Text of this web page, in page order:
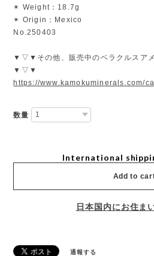
✴︎ Weight：18.7g
✴︎ Origin：Mexico
No.250403
▼▽▼その他、販売中のベラクルスア
▼▽▼
https://www.kamokuminerals.com/
数量
International
Add to
日本国内にお住ま
通報する